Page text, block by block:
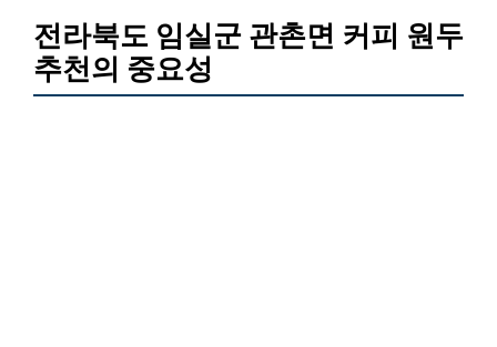
전라북도 임실군 관촌면 커피 원두
추천의 중요성